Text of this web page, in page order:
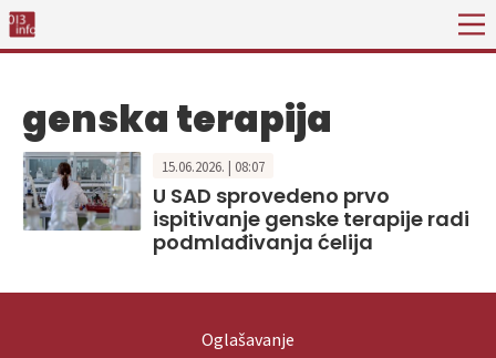
genska terapija
15.06.2026. | 08:07
U SAD sprovedeno prvo
ispitivanje genske terapije radi
podmlađivanja ćelija
Oglašavanje